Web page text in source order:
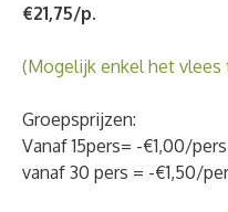
€21,75/p.
(Mogelijk enkel het vlees
Groepsprijzen:
Vanaf 15pers= -€1,00/pers
vanaf 30 pers = -€1,50/